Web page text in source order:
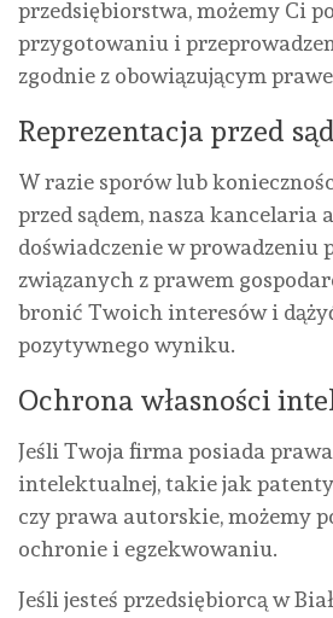
przedsiębiorstwa, możemy Ci
przygotowaniu i
zgodnie z obowiązującym
Reprezentacja przed
W razie sporów lub
przed sądem, nasza kancelaria
doświadczenie w prowadzeniu
związanych z prawem
bronić Twoich interesów i
pozytywnego wyniku.
Ochrona własności
Jeśli Twoja firma posiada
intelektualnej, takie jak
czy prawa autorskie, możemy
ochronie i egzekwowaniu.
Jeśli jesteś przedsiębiorcą w